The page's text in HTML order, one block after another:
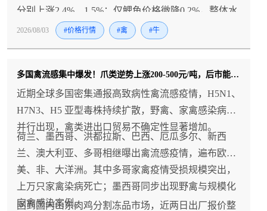
分别上涨2.4%、1.5%；仅鲤鱼价格微降0.2%，整体水
产涨价氛围浓厚。
2026/08/03 #价格行情 #禽 #牛
多国禽流感集中爆发！爪类逆势上涨200-500元/吨，后市能否持续？
近期全球多国密集通报高致病性禽流感疫情，H5N1、
H7N3、H5 亚型毒株持续扩散，野禽、家禽感染病例
并行出现，禽类进出口贸易不确定性显著增加。
荷兰、墨西哥、洪都拉斯、巴西、厄瓜多尔、新西
兰、澳大利亚、多哥相继曝出禽流感疫情，遍布欧、
美、非、大洋洲。其中多哥家禽疫情受损规模突出，
上万只家禽染病死亡；墨西哥同步出现野禽与规模化
家禽感染案例。
回到国内山东肉鸡分割冻品市场，近两日出厂报价整